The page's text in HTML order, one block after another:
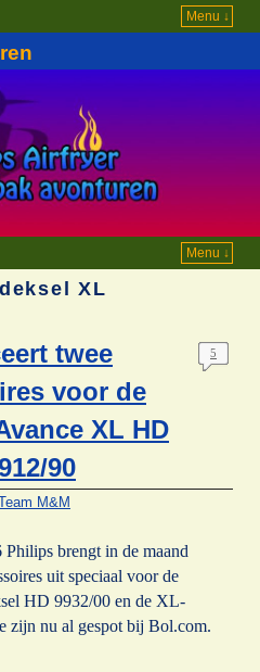
Menu ↓
Menu ↓
XL
twee
voor de
XL HD
90
M&M
5
brengt in de maand
uit speciaal voor de
HD 9932/00 en de XL-
zijn nu al gespot bij Bol.com.